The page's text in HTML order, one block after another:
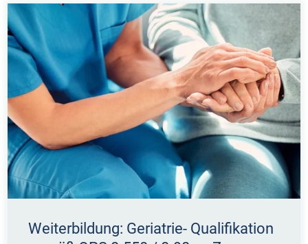
Weiterbildung: Geriatrie- Qualifikation